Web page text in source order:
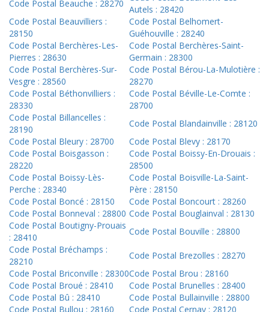
Code Postal Beauche : 28270
Autels : 28420
Code Postal Beauvilliers :
28150
Code Postal Belhomert-
Guéhouville : 28240
Code Postal Berchères-Les-
Pierres : 28630
Code Postal Berchères-Saint-
Germain : 28300
Code Postal Berchères-Sur-
Vesgre : 28560
Code Postal Bérou-La-Mulotière :
28270
Code Postal Béthonvilliers :
28330
Code Postal Béville-Le-Comte :
28700
Code Postal Billancelles :
28190
Code Postal Blandainville : 28120
Code Postal Bleury : 28700
Code Postal Blevy : 28170
Code Postal Boisgasson :
28220
Code Postal Boissy-En-Drouais :
28500
Code Postal Boissy-Lès-
Perche : 28340
Code Postal Boisville-La-Saint-
Père : 28150
Code Postal Boncé : 28150
Code Postal Boncourt : 28260
Code Postal Bonneval : 28800 Code Postal Bouglainval : 28130
Code Postal Boutigny-Prouais
: 28410
Code Postal Bouville : 28800
Code Postal Bréchamps :
28210
Code Postal Brezolles : 28270
Code Postal Briconville : 28300Code Postal Brou : 28160
Code Postal Broué : 28410
Code Postal Brunelles : 28400
Code Postal Bû : 28410
Code Postal Bullainville : 28800
Code Postal Bullou : 28160
Code Postal Cernay : 28120